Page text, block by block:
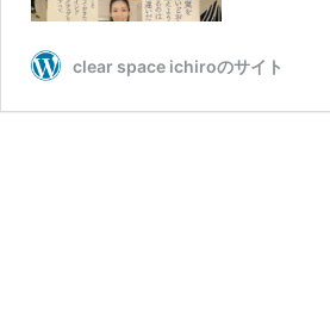
clear space ichiroのサイト